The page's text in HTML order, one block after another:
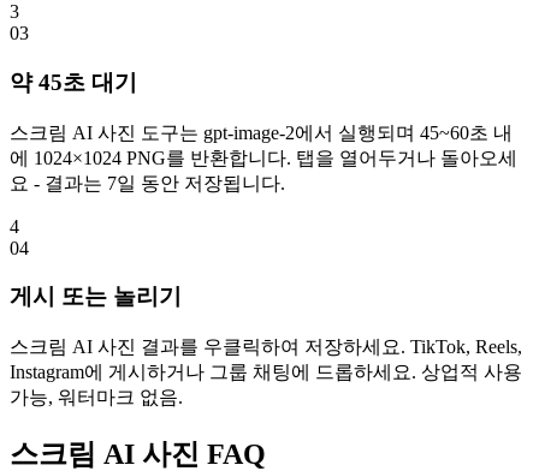
3
03
약 45초 대기
스크림 AI 사진 도구는 gpt-image-2에서 실행되며 45~60초 내
에 1024×1024 PNG를 반환합니다. 탭을 열어두거나 돌아오세
요 - 결과는 7일 동안 저장됩니다.
4
04
게시 또는 놀리기
스크림 AI 사진 결과를 우클릭하여 저장하세요. TikTok, Reels,
Instagram에 게시하거나 그룹 채팅에 드롭하세요. 상업적 사용
가능, 워터마크 없음.
스크림 AI 사진 FAQ